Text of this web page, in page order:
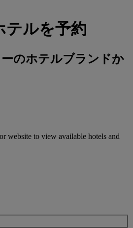
テルを予約
のホテルブランドか
website to view available hotels and